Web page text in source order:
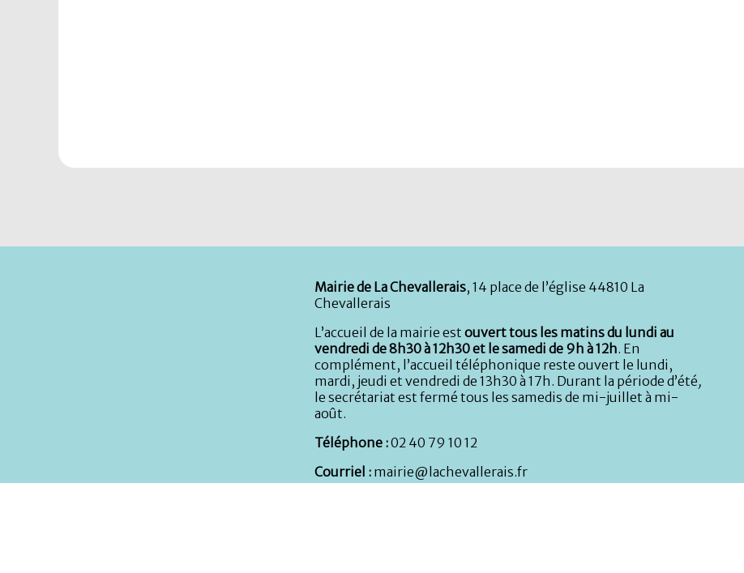
Mairie de La Chevallerais, 14 place de l’église 44810 La
Chevallerais
L’accueil de la mairie est ouvert tous les matins du lundi au
vendredi de 8h30 à 12h30 et le samedi de 9h à 12h. En
complément, l’accueil téléphonique reste ouvert le lundi,
mardi, jeudi et vendredi de 13h30 à 17h. Durant la période d’été,
le secrétariat est fermé tous les samedis de mi-juillet à mi-
août.
Téléphone :02 40 79 10 12
Courriel : mairie@lachevallerais.fr